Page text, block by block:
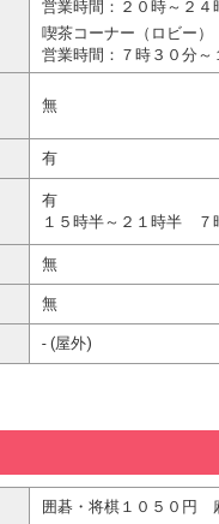
営業時間：２０時～２４
喫茶コーナー（ロビー）
営業時間：７時３０分
無
有
有
１５時半～２１時半 ７
無
無
- (屋外)
囲碁・将棋１０５０円